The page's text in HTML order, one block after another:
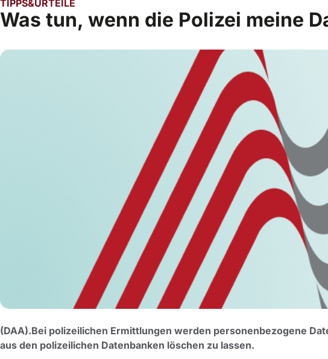
TIPPS&URTEILE
Was tun, wenn die Polizei meine
(DAA).Bei polizeilichen Ermittlungen werden personenbezogene
aus den polizeilichen Datenbanken löschen zu lassen.